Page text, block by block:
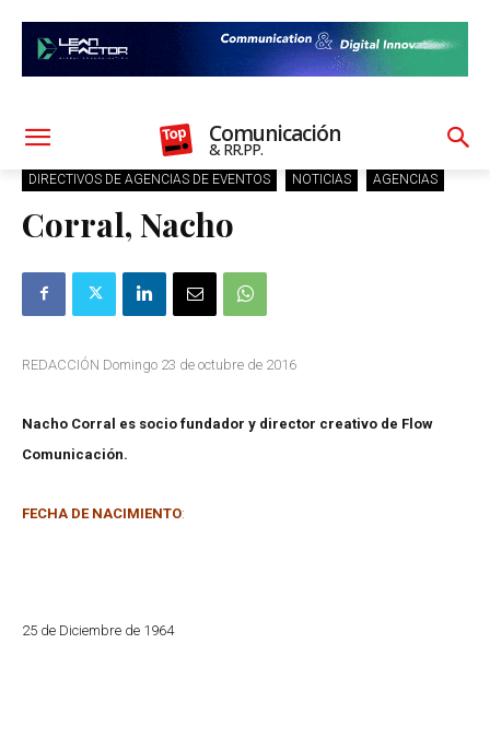
Comunicación
& RR.PP.
DIRECTIVOS DE AGENCIAS DE EVENTOS NOTICIAS AGENCIAS
Corral, Nacho
REDACCIÓN Domingo 23 de octubre de 2016
Nacho Corral es socio fundador y director creativo de Flow
Comunicación.
FECHA DE NACIMIENTO:
25 de Diciembre de 1964